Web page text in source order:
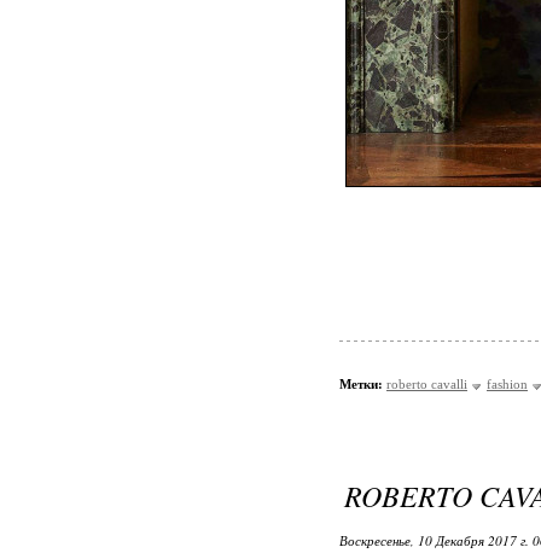
Метки: roberto cavalli fashion
ROBERTO
Воскресенье, 10 Декабря 2017 г.